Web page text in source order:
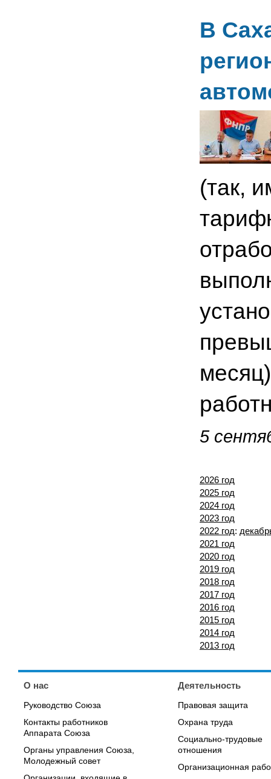
В
(так,
5
2026 год
2025 год
2024 год
2023 год
2022 год:
2021 год
2020 год
2019 год
2018 год
2017 год
2016 год
2015 год
2014 год
2013 год
О нас
Руководство Союза
Контакты работников
Аппарата Союза
Органы управления Союза,
Молодежный совет
Деятельность
Правовая защита
Охрана труда
Социально-трудовые
отношения
Организационная